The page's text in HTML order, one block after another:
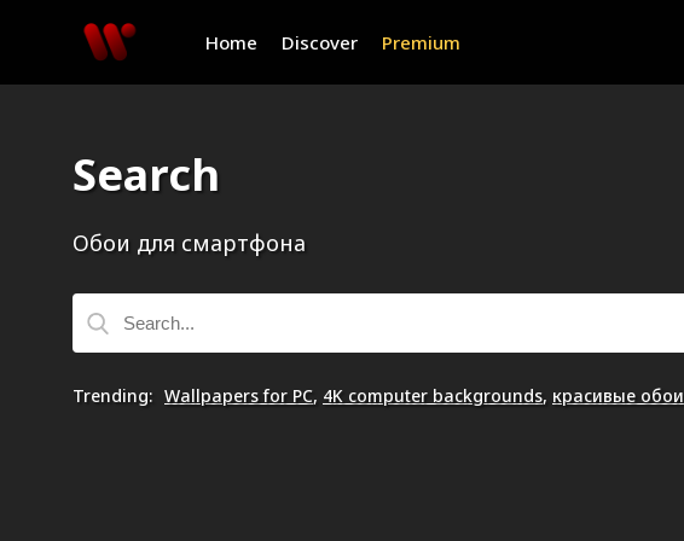
Home Discover Premium
Search
Обои для смартфона
Trending: Wallpapers for PC, 4K computer backgrounds, красивые обои